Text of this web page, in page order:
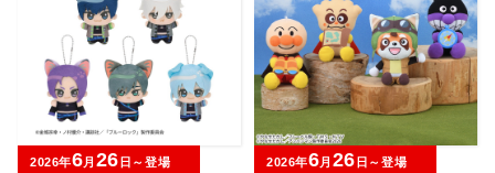
2026年6月 26 日～登場 2026年6月 26 日～登場